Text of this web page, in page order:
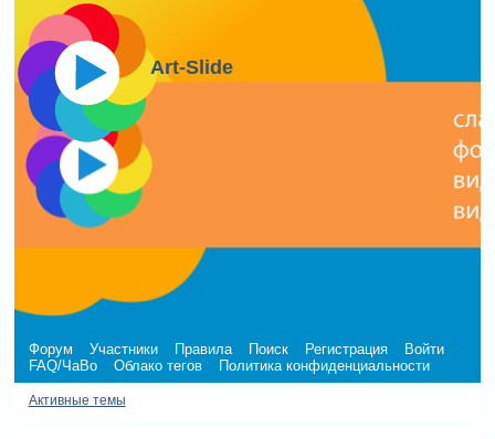
Art-Slide
Форум Участники Правила Поиск Регистрация
Войти
FAQ/ЧаВо
Облако тегов Политика конфиденциальности
Активные темы